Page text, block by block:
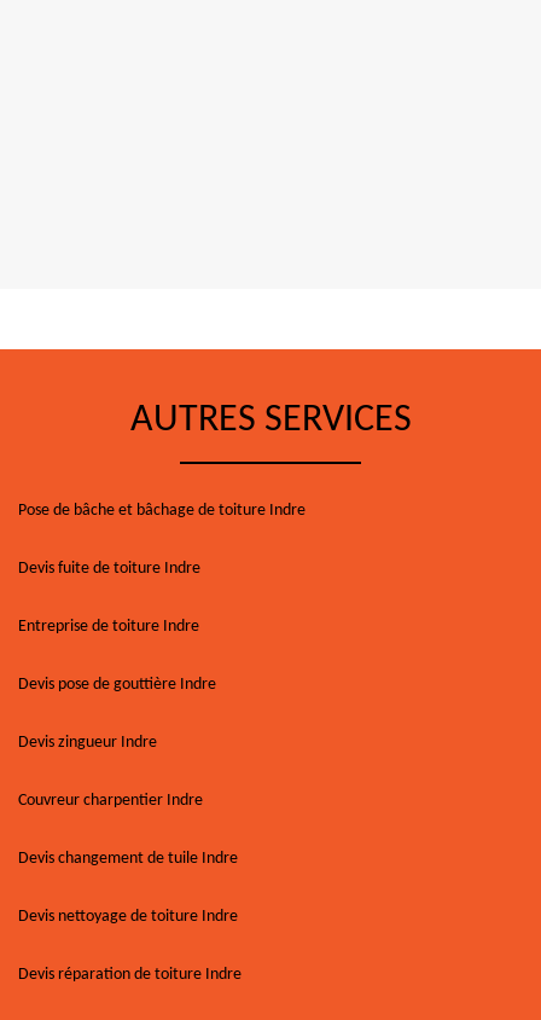
AUTRES SERVICES
Pose de bâche et bâchage de toiture Indre
Devis fuite de toiture Indre
Entreprise de toiture Indre
Devis pose de gouttière Indre
Devis zingueur Indre
Couvreur charpentier Indre
Devis changement de tuile Indre
Devis nettoyage de toiture Indre
Devis réparation de toiture Indre